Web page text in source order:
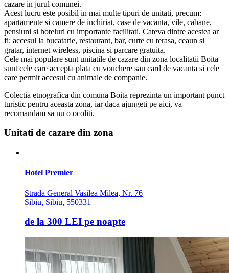
cazare in jurul comunei.
Acest lucru este posibil in mai multe tipuri de unitati, precum:
apartamente si camere de inchiriat, case de vacanta, vile, cabane,
pensiuni si hoteluri cu importante facilitati. Cateva dintre acestea ar
fi: accesul la bucatarie, restaurant, bar, curte cu terasa, ceaun si
gratar, internet wireless, piscina si parcare gratuita.
Cele mai populare sunt unitatile de cazare din zona localitatii Boita
sunt cele care accepta plata cu vouchere sau card de vacanta si cele
care permit accesul cu animale de companie.
Colectia etnografica din comuna Boita reprezinta un important punct
turistic pentru aceasta zona, iar daca ajungeti pe aici, va
recomandam sa nu o ocoliti.
Unitati de cazare din zona
Hotel Premier
Strada General Vasilea Milea, Nr. 76
Sibiu, Sibiu, 550331
de la 300 LEI pe noapte